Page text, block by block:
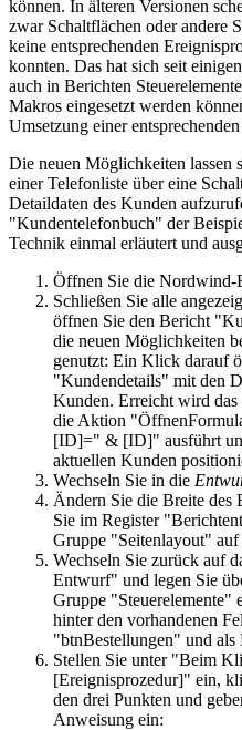
können. In älteren Versionen
zwar Schaltflächen oder andere
keine entsprechenden
konnten. Das hat sich seit
auch in Berichten
Makros eingesetzt werden
Umsetzung einer
Die neuen Möglichkeiten lassen
einer Telefonliste über eine
Detaildaten des Kunden
"Kundentelefonbuch" der
Technik einmal erläutert und
Öffnen Sie die Nordwind-
Schließen Sie alle
öffnen Sie den Bericht
die neuen Möglichkeiten
genutzt: Ein Klick darauf
"Kundendetails" mit den
Kunden. Erreicht wird das
die Aktion
[ID]=" & [ID]" ausführt
aktuellen Kunden
Wechseln Sie in die
Ändern Sie die Breite des
Sie im Register
Gruppe "Seitenlayout" auf
Wechseln Sie zurück auf
Entwurf" und legen Sie
Gruppe "Steuerelemente"
hinter den vorhandenen
"btnBestellungen" und als
Stellen Sie unter "Beim
[Ereignisprozedur]" ein,
den drei Punkten und
Anweisung ein: